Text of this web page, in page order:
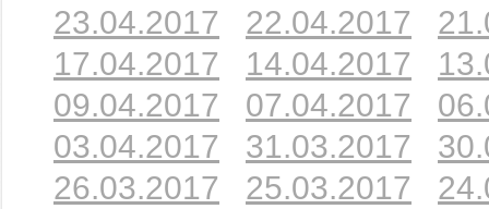
23.04.2017
22.04.2017
17.04.2017
14.04.2017
09.04.2017
07.04.2017
03.04.2017
31.03.2017
26.03.2017
25.03.2017